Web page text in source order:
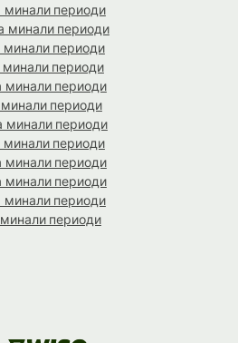
минали периоди
минали периоди
минали периоди
минали периоди
минали периоди
периоди
минали периоди
минали периоди
минали периоди
минали периоди
минали периоди
периоди